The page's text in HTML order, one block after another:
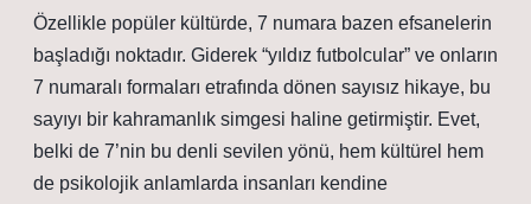
Özellikle popüler kültürde, 7 numara bazen efsanelerin
başladığı noktadır. Giderek “yıldız futbolcular” ve onların
7 numaralı formaları etrafında dönen sayısız hikaye, bu
sayıyı bir kahramanlık simgesi haline getirmiştir. Evet,
belki de 7’nin bu denli sevilen yönü, hem kültürel hem
de psikolojik anlamlarda insanları kendine